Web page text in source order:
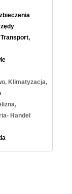
Klimatyzacja,
Handel